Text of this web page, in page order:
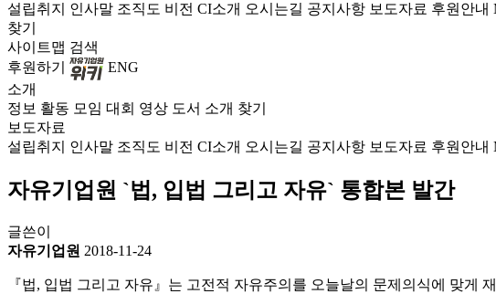
설립취지 인사말 조직도 비전 CI소개 오시는길 공지사항 보도자료 후원안내
찾기
사이트맵 검색
후원하기
ENG
소개
정보 활동 모임 대회 영상 도서 소개 찾기
보도자료
설립취지
인사말 조직도 비전 CI소개 오시는길 공지사항 보도자료 후원안내
자유기업원 `법, 입법 그리고 자유` 통합본 발간
글쓴이
자유기업원 2018-11-24
『법, 입법 그리고 자유』는 고전적 자유주의를 오늘날의 문제의식에 맞